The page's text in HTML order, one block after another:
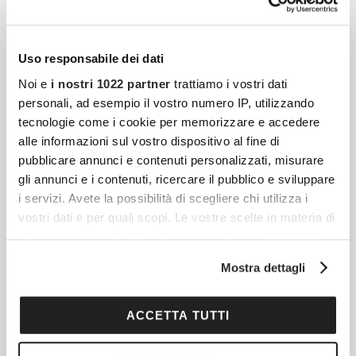
Uso responsabile dei dati
Noi e i nostri 1022 partner trattiamo i vostri dati
personali, ad esempio il vostro numero IP, utilizzando
tecnologie come i cookie per memorizzare e accedere
alle informazioni sul vostro dispositivo al fine di
pubblicare annunci e contenuti personalizzati, misurare
gli annunci e i contenuti, ricercare il pubblico e sviluppare
i servizi. Avete la possibilità di scegliere chi utilizza i
vostri dati e per quali scopi. Le vostre scelte in materia di
privacy sono applicabili solo su questa proprietà digitale
modificare o revocare il proprio consenso in qualsiasi
momento dalla Dichiarazione sui cookie o facendo clic
sull'icona di attivazione della privacy.
Mostra dettagli
ACCETTA TUTTI
può diventare più secca e reattiva, mentre
Questo non impone di rinunciare
Bronzer Per Pelli Mature: Ecco I Migliori Da
Provare
Tonica, compatta, levigata, luminosa e priva
di imperfezioni. Una pelle simile è un sogno
comune, spesso visto però come un
miraggio: questo vale già da
Come Proteggere Le Mani Dal Freddo: Guida Per
Mani Screpolate E Disidratate
Prendersi cura delle mani durante la